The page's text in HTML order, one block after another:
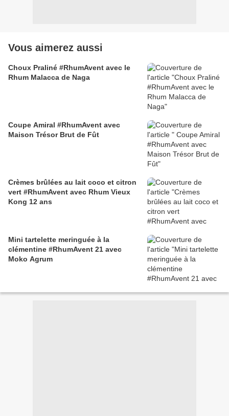
Vous aimerez aussi
Choux Praliné #RhumAvent avec le
Rhum Malacca de Naga
Coupe Amiral #RhumAvent avec
Maison Trésor Brut de Fût
Crèmes brûlées au lait coco et citron
vert #RhumAvent avec Rhum Vieux
Kong 12 ans
Mini tartelette meringuée à la
clémentine #RhumAvent 21 avec
Moko Agrum